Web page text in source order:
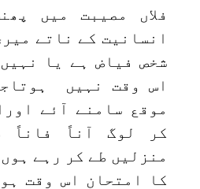
فلاں مصیبت میں
انسانیت کے ناتے
شخص فیاض ہے یا
اس وقت نہیں
موقع سامنے آئے
کر لوگ آناً فاناً
منزلیں طے کر رہے
کا امتحان اس وقت